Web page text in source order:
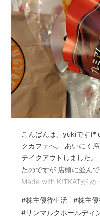
こんばんは、yukiです
クカフェへ。 あいにく
テイクアウトしました
たのですが 店頭に並ん
Made with KITKATが め
キットカットが入ってい
です。 年明けまでの期
#株主優待生活 #株主優
#サンマルクホールディ